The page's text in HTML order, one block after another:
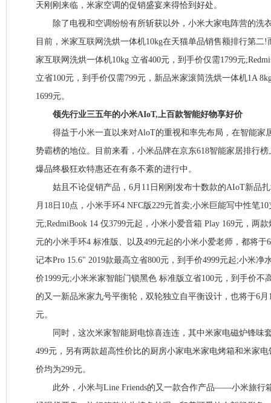
天刚刚来临，米家空调的促销盛宴来得恰到好处。
除了电视和空调纷纷有所斩获以外，小米大家电阵营的洗
目前，米家互联网洗烘一体机10kg在天猫单品销售额排行第二!
家互联网洗烘一体机10kg 立省400元，到手价仅需1799元
立省100元，到手价仅需799元，新品米家滚筒洗烘一体机1A
1699元。
领先行业三五年的小米AIoT,上百款智能好物享好价
得益于小米一直以来对AloT的重视和率先布局，在智能家
势霸榜的地位。目前来看，小米品牌在京东618智能家居排行
爆品终极狂欢特惠还在有条不紊的进行中。
姑且不论促销产品，6月11日刚刚发布十数款的AIoT新品扎
月18日10点，小米手环4 NFC版229元首卖;小米巨能写中性笔
元;RedmiBook 14 仅3799元起，小米小爱音箱 Play 169元，两
元的小米手环4 标准版、以及499元起的小米小爱老师，都将于
记本Pro 15.6" 2019款最高立省800元，到手价4999元起;小米净
价1999元;小米米家智能门锁黑色 标准版立省100元，到手价不
的又一新品米家九号平衡轮，双轮独立自平衡设计，也将于6月
元。
同时，这次米家智能厨电惊喜连连，其中米家电磁炉锋味
499元，另有两款超高性价比的厨房小家电米家电烤箱和米家
价均为299元。
此外，小米与Line Friends的又一款合作产品——小米旅行